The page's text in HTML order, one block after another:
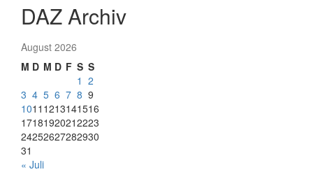
DAZ Archiv
August 2026
M D M D F S S
1 2
3 4 5 6 7 8 9
1011 1213141516
17181920212223
24252627282930
31
« Juli